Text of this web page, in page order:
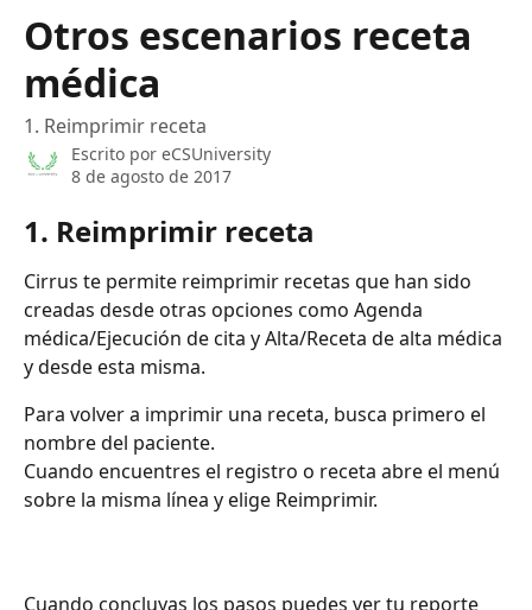
Otros escenarios receta
médica
1. Reimprimir receta
Escrito por eCSUniversity
8 de agosto de 2017
1. Reimprimir receta
Cirrus te permite reimprimir recetas que han sido
creadas desde otras opciones como Agenda
médica/Ejecución de cita y Alta/Receta de alta médica
y desde esta misma.
Para volver a imprimir una receta, busca primero el
nombre del paciente.
Cuando encuentres el registro o receta abre el menú
sobre la misma línea y elige Reimprimir.
Cuando concluyas los pasos puedes ver tu reporte